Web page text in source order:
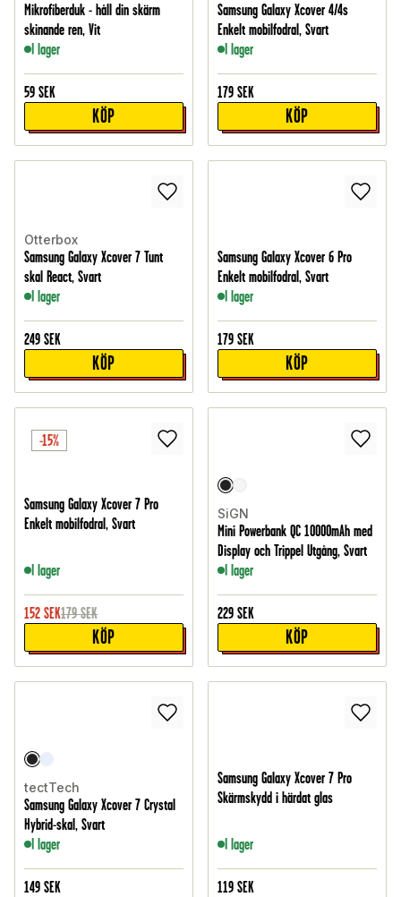
Mikrofiberduk - håll din skärm
skinande ren, Vit
I lager
59 SEK
KÖP
Samsung Galaxy Xcover 4/4s
Enkelt mobilfodral, Svart
I lager
179 SEK
KÖP
Otterbox
Samsung Galaxy Xcover 7 Tunt
skal React, Svart
I lager
249 SEK
KÖP
Samsung Galaxy Xcover 6 Pro
Enkelt mobilfodral, Svart
I lager
179 SEK
KÖP
-15%
Samsung Galaxy Xcover 7 Pro
Enkelt mobilfodral, Svart
I lager
152 SEK179 SEK
KÖP
SiGN
Mini Powerbank QC 10000mAh med
Display och Trippel Utgång, Svart
I lager
229 SEK
KÖP
tectTech
Samsung Galaxy Xcover 7 Crystal
Hybrid-skal, Svart
I lager
149 SEK
Samsung Galaxy Xcover 7 Pro
Skärmskydd i härdat glas
I lager
119 SEK